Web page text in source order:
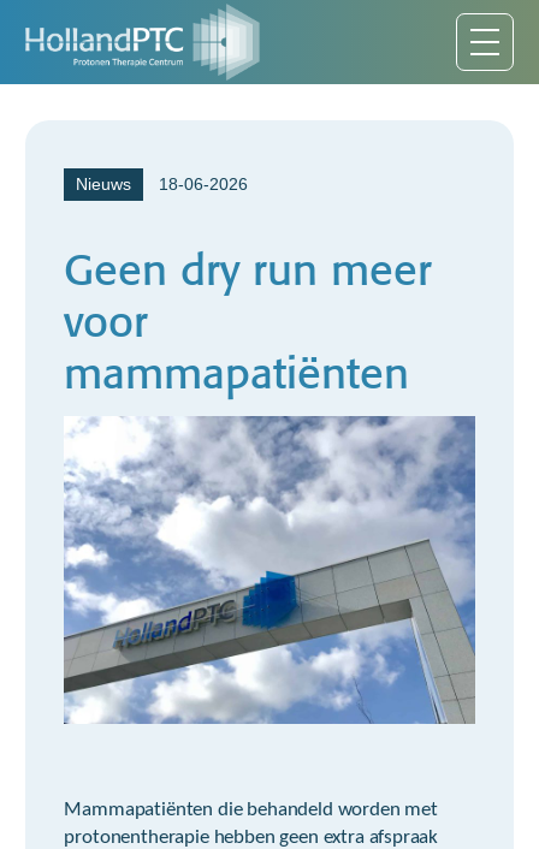
Nieuws 18-06-2026
Geen dry run meer
voor
mammapatiënten
Mammapatiënten die behandeld worden met
protonentherapie hebben geen extra afspraak